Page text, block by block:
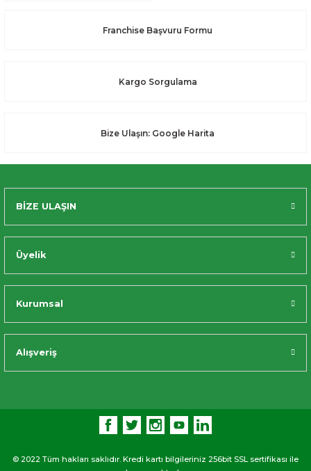
Franchise Başvuru Formu
Kargo Sorgulama
Bize Ulaşın: Google Harita
BİZE ULAŞIN
Üyelik
Kurumsal
Alışveriş
© 2022 Tüm hakları saklıdır. Kredi kartı bilgileriniz 256bit SSL sertifikası ile